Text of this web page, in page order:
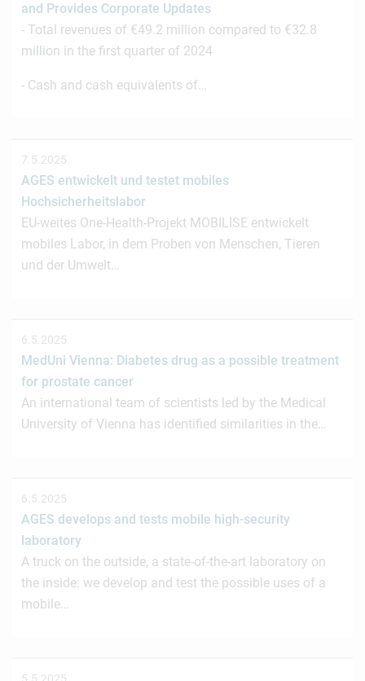
and Provides Corporate Updates
- Total revenues of €49.2 million compared to €32.8
million in the first quarter of 2024
- Cash and cash equivalents of…
7.5.2025
AGES entwickelt und testet mobiles
Hochsicherheitslabor
EU-weites One-Health-Projekt MOBILISE entwickelt
mobiles Labor, in dem Proben von Menschen, Tieren
und der Umwelt…
6.5.2025
MedUni Vienna: Diabetes drug as a possible treatment
for prostate cancer
An international team of scientists led by the Medical
University of Vienna has identified similarities in the…
6.5.2025
AGES develops and tests mobile high-security
laboratory
A truck on the outside, a state-of-the-art laboratory on
the inside: we develop and test the possible uses of a
mobile…